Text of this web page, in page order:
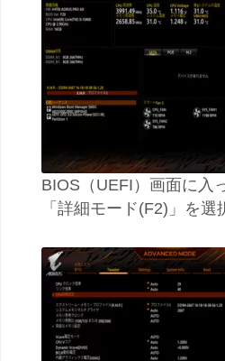
BIOS（UEFI）画面に入
「詳細モード(F2)」を選